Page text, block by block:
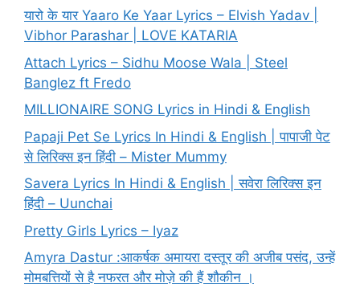
यारो के यार Yaaro Ke Yaar Lyrics – Elvish Yadav |
Vibhor Parashar | LOVE KATARIA
Attach Lyrics – Sidhu Moose Wala | Steel
Banglez ft Fredo
MILLIONAIRE SONG Lyrics in Hindi & English
Papaji Pet Se Lyrics In Hindi & English | पापाजी पेट
से लिरिक्स इन हिंदी – Mister Mummy
Savera Lyrics In Hindi & English | सवेरा लिरिक्स इन
हिंदी – Uunchai
Pretty Girls Lyrics – Iyaz
Amyra Dastur :आकर्षक अमायरा दस्तूर की अजीब पसंद, उन्हें
मोमबत्तियों से है नफरत और मोज़े की हैं शौकीन ।